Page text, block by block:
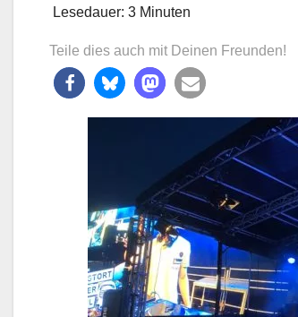
Lesedauer: 3 Minuten
Teile dies auch mit Deinen Freunden!